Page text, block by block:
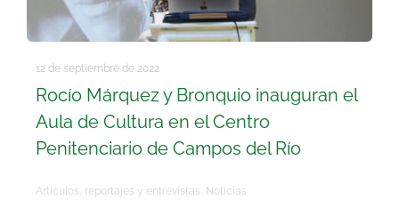
12 de septiembre de 2022
Rocío Márquez y Bronquio inauguran el
Aula de Cultura en el Centro
Penitenciario de Campos del Río
Artículos, reportajes y entrevistas Noticias